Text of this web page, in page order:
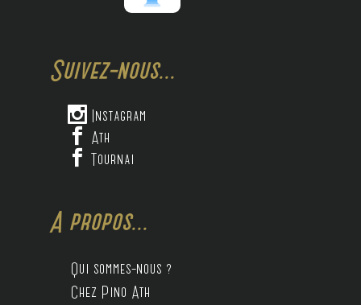
Suivez-nous...
 Instagram
 Ath
 Tournai
A propos...
Qui sommes-nous ?
Chez Pino Ath